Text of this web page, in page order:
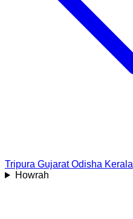
Tripura Gujarat Odisha Kerala
Howrah